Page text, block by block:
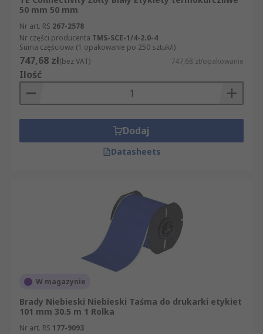
50 mm 50 mm
Nr art. RS 267-2578
Nr części producenta TMS-SCE-1/4-2.0-4
Suma częściowa (1 opakowanie po 250 sztuk/i)
747,68 zł(bez VAT) 747,68 zł/opakowanie
Ilość
Dodaj
Datasheets
W magazynie
Brady Niebieski Niebieski Taśma do drukarki etykiet
101 mm 30.5 m 1 Rolka
Nr art. RS 177-9093